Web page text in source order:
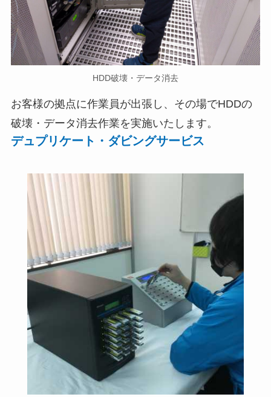
HDD破壊・データ消去
お客様の拠点に作業員が出張し、その場でHDDの
破壊・データ消去作業を実施いたします。
デュプリケート・ダビングサービス